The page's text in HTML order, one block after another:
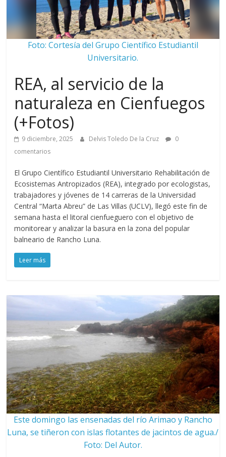
Foto: Cortesía del Grupo Científico Estudiantil
Universitario.
REA, al servicio de la
naturaleza en Cienfuegos
(+Fotos)
9 diciembre, 2025 Delvis Toledo De la Cruz
0
comentarios
El Grupo Científico Estudiantil Universitario Rehabilitación de
Ecosistemas Antropizados (REA), integrado por ecologistas,
trabajadores y jóvenes de 14 carreras de la Universidad
Central “Marta Abreu” de Las Villas (UCLV), llegó este fin de
semana hasta el litoral cienfueguero con el objetivo de
monitorear y analizar la basura en la zona del popular
balneario de Rancho Luna.
Leer más
Este domingo las ensenadas del río Arimao y Rancho
Luna, se tiñeron con islas flotantes de jacintos de agua./
Foto: Del Autor.